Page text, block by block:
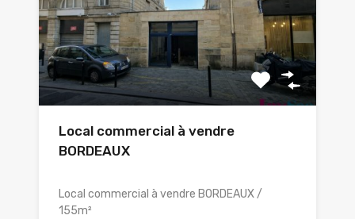
Local commercial à vendre
BORDEAUX
Local commercial à vendre BORDEAUX /
155m²